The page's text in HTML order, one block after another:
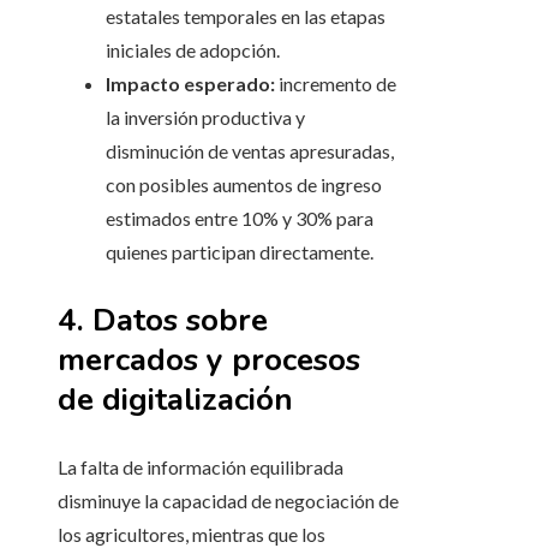
estatales temporales en las etapas
iniciales de adopción.
Impacto esperado: incremento de
la inversión productiva y
disminución de ventas apresuradas,
con posibles aumentos de ingreso
estimados entre 10% y 30% para
quienes participan directamente.
4. Datos sobre
mercados y procesos
de digitalización
La falta de información equilibrada
disminuye la capacidad de negociación de
los agricultores, mientras que los